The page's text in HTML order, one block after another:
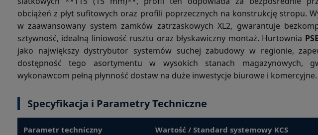
obciążeń z płyt sufitowych oraz profili poprzecznych na konstrukcję stropu.
w zaawansowany system zamków zatrzaskowych XL2, gwarantuje
sztywność, idealną liniowość rusztu oraz błyskawiczny montaż. Hurtownia
jako największy dystrybutor systemów suchej zabudowy w regionie,
dostępność tego asortymentu w wysokich stanach magazynowych,
wykonawcom pełną płynność dostaw na duże inwestycje biurowe i komercyjne.
Specyfikacja i Parametry Techniczne
Parametr techniczny Wartość / Standard systemowy KCS